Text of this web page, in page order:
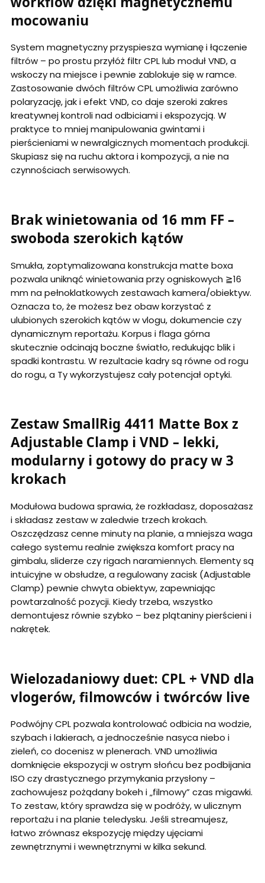
mocowaniu
System magnetyczny przyspiesza wymianę i łączenie
filtrów – po prostu przyłóż filtr CPL lub moduł VND, a
wskoczy na miejsce i pewnie zablokuje się w ramce.
Zastosowanie dwóch filtrów CPL umożliwia zarówno
polaryzację, jak i efekt VND, co daje szeroki zakres
kreatywnej kontroli nad odbiciami i ekspozycją. W
praktyce to mniej manipulowania gwintami i
pierścieniami w newralgicznych momentach produkcji.
Skupiasz się na ruchu aktora i kompozycji, a nie na
czynnościach serwisowych.
Brak winietowania od 16 mm FF –
swoboda szerokich kątów
Smukła, zoptymalizowana konstrukcja matte boxa
pozwala uniknąć winietowania przy ogniskowych ≧16
mm na pełnoklatkowych zestawach kamera/obiektyw.
Oznacza to, że możesz bez obaw korzystać z
ulubionych szerokich kątów w vlogu, dokumencie czy
dynamicznym reportażu. Korpus i flaga górna
skutecznie odcinają boczne światło, redukując blik i
spadki kontrastu. W rezultacie kadry są równe od rogu
do rogu, a Ty wykorzystujesz cały potencjał optyki.
Zestaw SmallRig 4411 Matte Box z
Adjustable Clamp i VND – lekki,
modularny i gotowy do pracy w 3
krokach
Modułowa budowa sprawia, że rozkładasz, doposażasz
i składasz zestaw w zaledwie trzech krokach.
Oszczędzasz cenne minuty na planie, a mniejsza waga
całego systemu realnie zwiększa komfort pracy na
gimbalu, sliderze czy rigach naramiennych. Elementy są
intuicyjne w obsłudze, a regulowany zacisk (Adjustable
Clamp) pewnie chwyta obiektyw, zapewniając
powtarzalność pozycji. Kiedy trzeba, wszystko
demontujesz równie szybko – bez plątaniny pierścieni i
nakrętek.
Wielozadaniowy duet: CPL + VND dla
vlogerów, filmowców i twórców live
Podwójny CPL pozwala kontrolować odbicia na wodzie,
szybach i lakierach, a jednocześnie nasyca niebo i
zieleń, co docenisz w plenerach. VND umożliwia
domknięcie ekspozycji w ostrym słońcu bez podbijania
ISO czy drastycznego przymykania przysłony –
zachowujesz pożądany bokeh i „filmowy” czas migawki.
To zestaw, który sprawdza się w podróży, w ulicznym
reportażu i na planie teledysku. Jeśli streamujesz,
łatwo zrównasz ekspozycję między ujęciami
zewnętrznymi i wewnętrznymi w kilka sekund.